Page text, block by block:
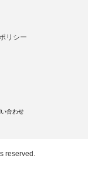
リシー
合わせ
reserved.